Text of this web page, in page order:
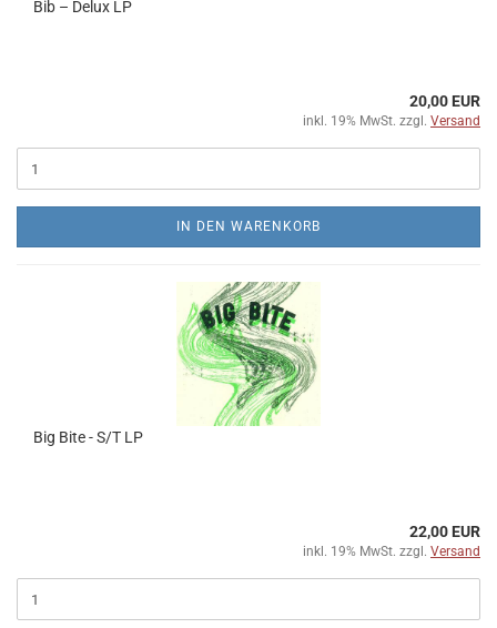
Bib ‎– Delux LP
20,00 EUR
inkl. 19% MwSt. zzgl. Versand
IN DEN WARENKORB
Big Bite - S/T LP
22,00 EUR
inkl. 19% MwSt. zzgl. Versand